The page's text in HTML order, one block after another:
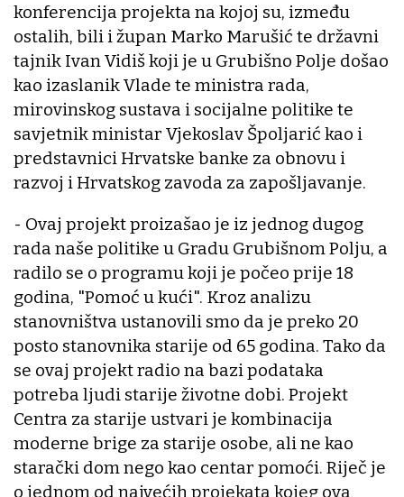
konferencija projekta na kojoj su, između
ostalih, bili i župan Marko Marušić te državni
tajnik Ivan Vidiš koji je u Grubišno Polje došao
kao izaslanik Vlade te ministra rada,
mirovinskog sustava i socijalne politike te
savjetnik ministar Vjekoslav Špoljarić kao i
predstavnici Hrvatske banke za obnovu i
razvoj i Hrvatskog zavoda za zapošljavanje.
- Ovaj projekt proizašao je iz jednog dugog
rada naše politike u Gradu Grubišnom Polju, a
radilo se o programu koji je počeo prije 18
godina, "Pomoć u kući". Kroz analizu
stanovništva ustanovili smo da je preko 20
posto stanovnika starije od 65 godina. Tako da
se ovaj projekt radio na bazi podataka
potreba ljudi starije životne dobi. Projekt
Centra za starije ustvari je kombinacija
moderne brige za starije osobe, ali ne kao
starački dom nego kao centar pomoći. Riječ je
o jednom od najvećih projekata kojeg ova